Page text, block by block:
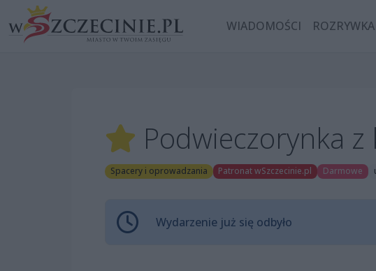
WIADOMOŚCI
Podwieczorynka z
Spacery i oprowadzania Patronat wSzczecinie.pl Darmowe
Wydarzenie już się odbyło